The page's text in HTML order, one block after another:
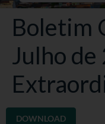
Boletim
Julho de
DOWNLOAD